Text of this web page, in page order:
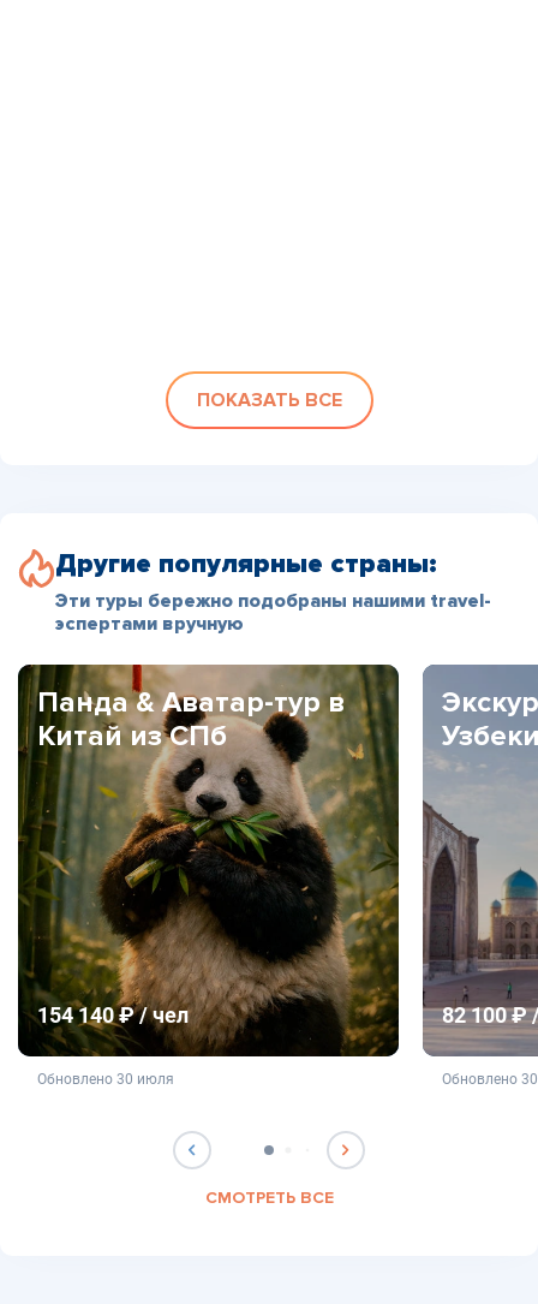
ПОКАЗАТЬ ВСЕ
Другие популярные страны:
Эти туры бережно подобраны нашими travel-
эспертами вручную
Панда & Аватар-тур в
Китай из СПб
154 140 ₽ / чел
не является публичной офертой
Обновлено 30 июля
82 100 ₽
не
Обновлено
СМОТРЕТЬ ВСЕ